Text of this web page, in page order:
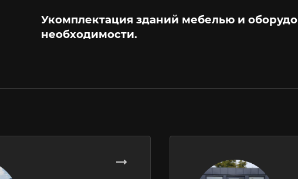
Укомплектация зданий мебелью и
необходимости.